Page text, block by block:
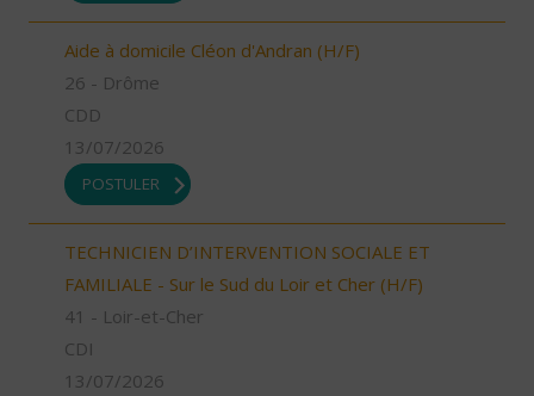
Aide à domicile Cléon d'Andran (H/F)
26 - Drôme
CDD
13/07/2026
POSTULER
TECHNICIEN D’INTERVENTION SOCIALE ET
FAMILIALE - Sur le Sud du Loir et Cher (H/F)
41 - Loir-et-Cher
CDI
13/07/2026